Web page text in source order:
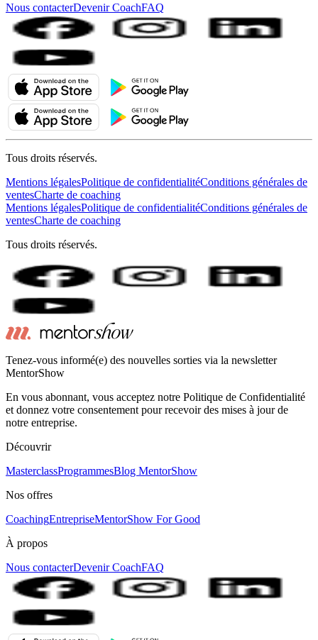
Nous contacterDevenir CoachFAQ
Tous droits réservés.
Mentions légalesPolitique de confidentialitéConditions générales de
ventesCharte de coaching
Mentions légalesPolitique de confidentialitéConditions générales de
ventesCharte de coaching
Tous droits réservés.
Tenez-vous informé(e) des nouvelles sorties via la newsletter
MentorShow
En vous abonnant, vous acceptez notre Politique de Confidentialité
et donnez votre consentement pour recevoir des mises à jour de
notre entreprise.
Découvrir
MasterclassProgrammesBlog MentorShow
Nos offres
CoachingEntrepriseMentorShow For Good
À propos
Nous contacterDevenir CoachFAQ